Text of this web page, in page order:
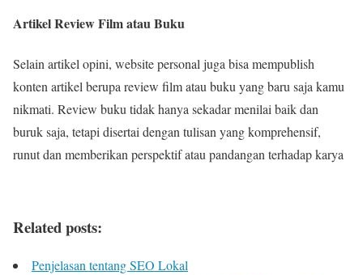
Artikel Review Film atau Buku
Selain artikel opini, website personal juga bisa mempublish
konten artikel berupa review film atau buku yang baru saja kamu
nikmati. Review buku tidak hanya sekadar menilai baik dan
buruk saja, tetapi disertai dengan tulisan yang komprehensif,
runut dan memberikan perspektif atau pandangan terhadap karya
Related posts:
Penjelasan tentang SEO Lokal